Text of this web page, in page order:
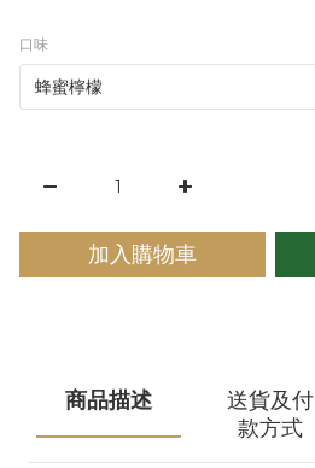
口味
加入購物車
商品描述
送貨及付
款方式